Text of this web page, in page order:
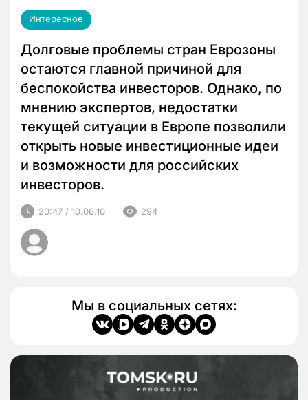
Интересное
Долговые проблемы стран Еврозоны
остаются главной причиной для
беспокойства инвесторов. Однако, по
мнению экспертов, недостатки
текущей ситуации в Европе позволили
открыть новые инвестиционные идеи
и возможности для российских
инвесторов.
20:47 / 10.06.10 294
Мы в социальных сетях: